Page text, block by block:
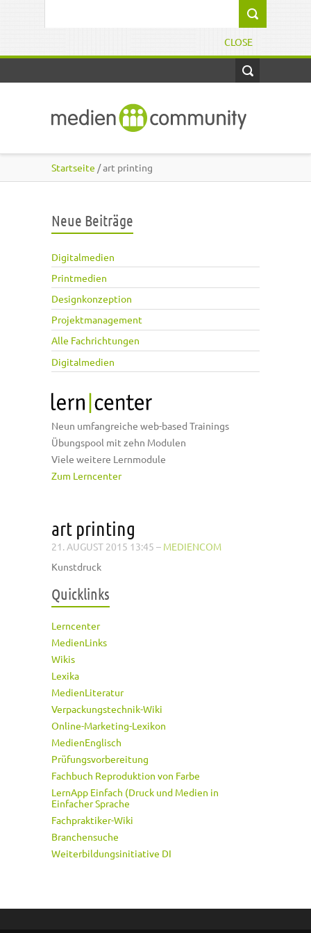
CLOSE
Startseite / art printing
Neue Beiträge
Digitalmedien
Printmedien
Designkonzeption
Projektmanagement
Alle Fachrichtungen
Digitalmedien
Neun umfangreiche web-based Trainings
Übungspool mit zehn Modulen
Viele weitere Lernmodule
Zum Lerncenter
art printing
21. AUGUST 2015 13:45 – MEDIENCOM
Kunstdruck
Quicklinks
Lerncenter
MedienLinks
Wikis
Lexika
MedienLiteratur
Verpackungstechnik-Wiki
Online-Marketing-Lexikon
MedienEnglisch
Prüfungsvorbereitung
Fachbuch Reproduktion von Farbe
LernApp Einfach (Druck und Medien in
Einfacher Sprache
Fachpraktiker-Wiki
Branchensuche
Weiterbildungsinitiative DI